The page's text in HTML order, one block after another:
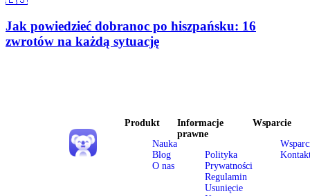
Jak powiedzieć dobranoc po hiszpańsku: 16
zwrotów na każdą sytuację
Produkt
Nauka
Blog
O nas
Informacje
prawne
Polityka
Prywatności
Regulamin
Usunięcie
Wsparcie